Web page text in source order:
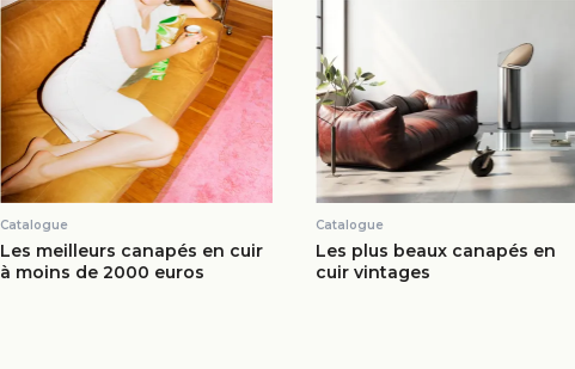
Catalogue
Les meilleurs canapés en cuir
à moins de 2000 euros
Catalogue
Les plus beaux canapés en
cuir vintages